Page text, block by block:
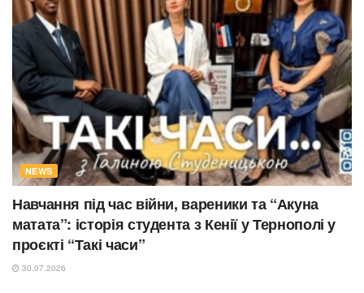
NEWS
Навчання під час війни, вареники та “Акуна
матата”: історія студента з Кенії у Тернополі у
проєкті “Такі часи”
30.07.2026